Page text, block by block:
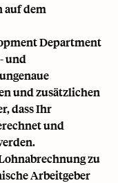
auf dem
Department
und
und zusätzlichen
dass Ihr
und
zu
Arbeitgeber